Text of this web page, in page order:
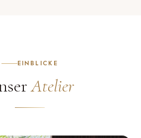
EINBLICKE
Atelier